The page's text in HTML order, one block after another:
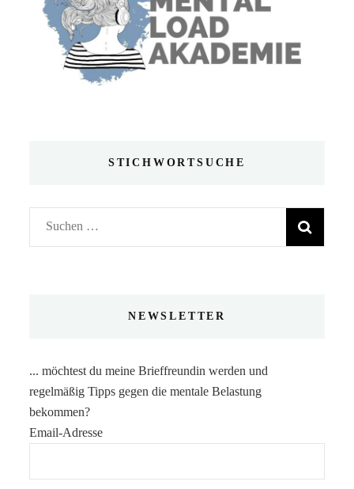
STICHWORTSUCHE
Suchen
nach:
NEWSLETTER
... möchtest du meine Brieffreundin werden und
regelmäßig Tipps gegen die mentale Belastung
bekommen?
Email-Adresse